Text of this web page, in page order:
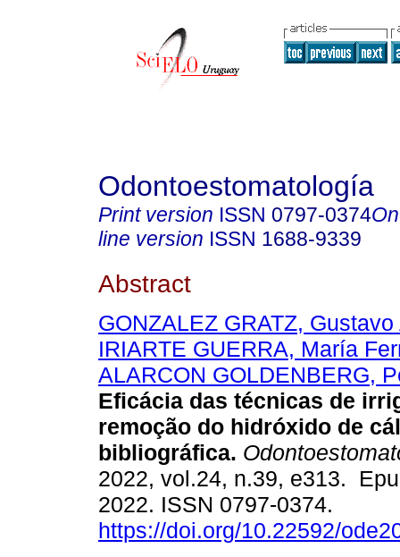
Odontoestomatología
Print version ISSN 0797-0374
line version ISSN 1688-9339
Abstract
GONZALEZ GRATZ,
IRIARTE GUERRA, María
ALARCON GOLDENBERG,
Eficácia das técnicas de
remoção do hidróxido de
bibliográfica.
2022, vol.24, n.39, e313.
2022. ISSN 0797-0374.
https://doi.org/10.22592/